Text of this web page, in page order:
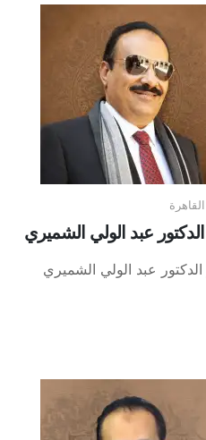
عبد الولي الشميري
الدكتور عبد الولي الشميري